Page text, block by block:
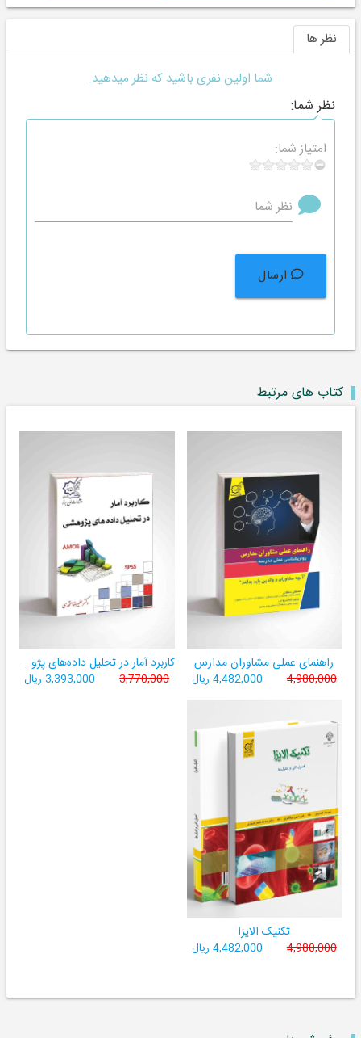
نظر ها
شما اولین نفری باشید که نظر میدهید.
نظر شما:
امتیاز شما:
نظر شما
ارسال
کتاب های مرتبط
راهنمای عملی مشاوران مدارس
4,980,000 4,482,000 ریال
کاربرد آمار در تحلیل داده‌های پژوهشی
3,770,000 3,393,000 ریال
تکنیک الایزا
4,980,000 4,482,000 ریال